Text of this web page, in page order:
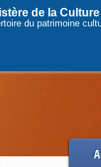
de la
du patrimoine